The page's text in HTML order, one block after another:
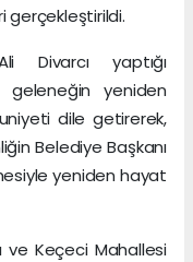
gerçekleştirildi.
Divarcı yaptığı
geleneğin yeniden
dile getirerek,
Belediye Başkanı
yeniden hayat
ve Keçeci Mahallesi